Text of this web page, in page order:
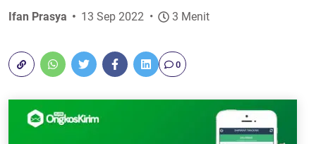
Ifan Prasya 13 Sep 2022 3 Menit
0